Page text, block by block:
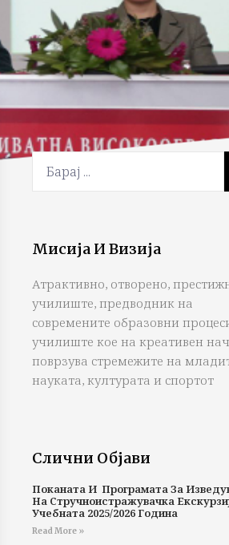
Мисија И Визија
Атрактивно, отворено,
училиште, предводник на
современите образовни
училиште кое на креативен
поврзува стремежите на
науката, културата и спортот
Слични Објави
Поканата И Програмата За
На Стручноистражувачка
Учебната 2025/2026 Година
Read More »